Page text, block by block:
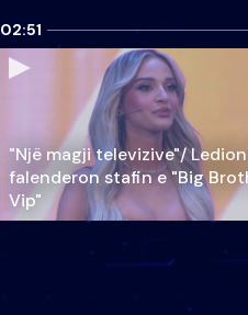
02:51
"Një magji televizive"/
falenderon stafin e "Big
Vip"